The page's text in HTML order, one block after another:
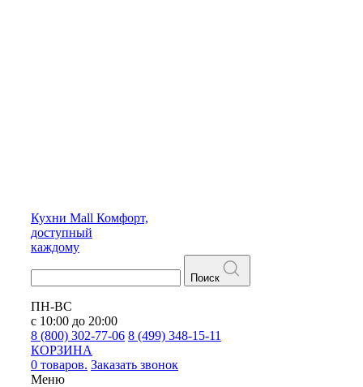
Кухни Mall Комфорт,
доступный
каждому
Поиск
ПН-ВС
с 10:00 до 20:00
8 (800) 302-77-06 8 (499) 348-15-11
КОРЗИНА
0 товаров. Заказать звонок
Меню